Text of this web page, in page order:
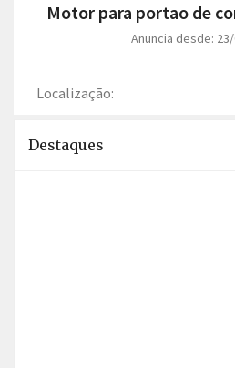
Motor para portao de
Anuncia desde:
Localização:
Destaques